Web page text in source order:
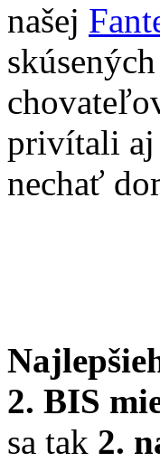
našej
privítali aj
nechať
2. BIS
sa tak 2.